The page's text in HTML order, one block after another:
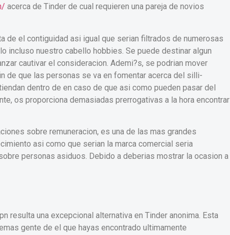
acerca de Tinder de cual requieren una pareja de novios
de el contiguidad asi­ igual que serian filtrados de numerosas
incluso nuestro cabello hobbies. Se puede destinar algun
cautivar el consideracion. Ademi?s, se podri­an mover
de que las personas se va en fomentar acerca del silli­
dentro de en caso de que asi­ como pueden pasar del
os proporciona demasiadas prerrogativas a la hora encontrar
sobre remuneracion, es una de las mas grandes
asi­ como que serian la marca comercial seria
personas asiduos. Debido a deberias mostrar la ocasion a
resulta una excepcional alternativa en Tinder anonima. Esta
gente de el que hayas encontrado ultimamente